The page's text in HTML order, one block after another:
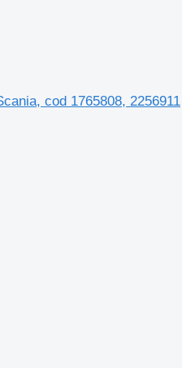
cod 1765808, 2256911